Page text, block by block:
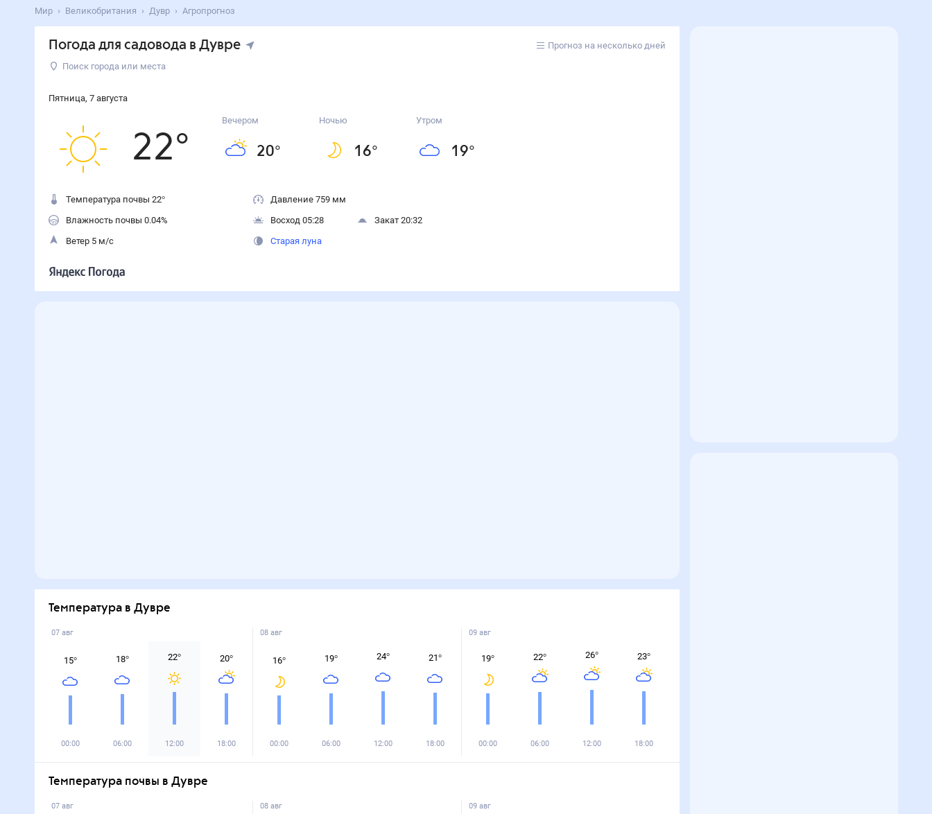
Мир Великобритания Дувр Агропрогноз
Погода для садовода в Дувре
Прогноз на несколько дней
Поиск города или места
Пятница, 7 августа
22°
Вечером
20°
Ночью
16°
Утром
19°
Температура почвы 22°
Влажность почвы 0.04%
Ветер 5 м/с
Давление 759 мм
Восход 05:28
Закат 20:32
Старая луна
Температура в Дувре
07 авг
15°
00:00
18°
06:00
22°
12:00
20°
18:00
08 авг
16°
00:00
19°
06:00
24°
12:00
21°
18:00
09 авг
19°
00:00
22°
06:00
26°
12:00
23°
18:00
Температура почвы в Дувре
07 авг 08 авг 09 авг